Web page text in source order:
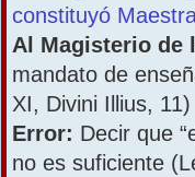
constituyó
Al Magisterio de
mandato de
XI, Divini Illius, 11)
Error: Decir que
no es suficiente